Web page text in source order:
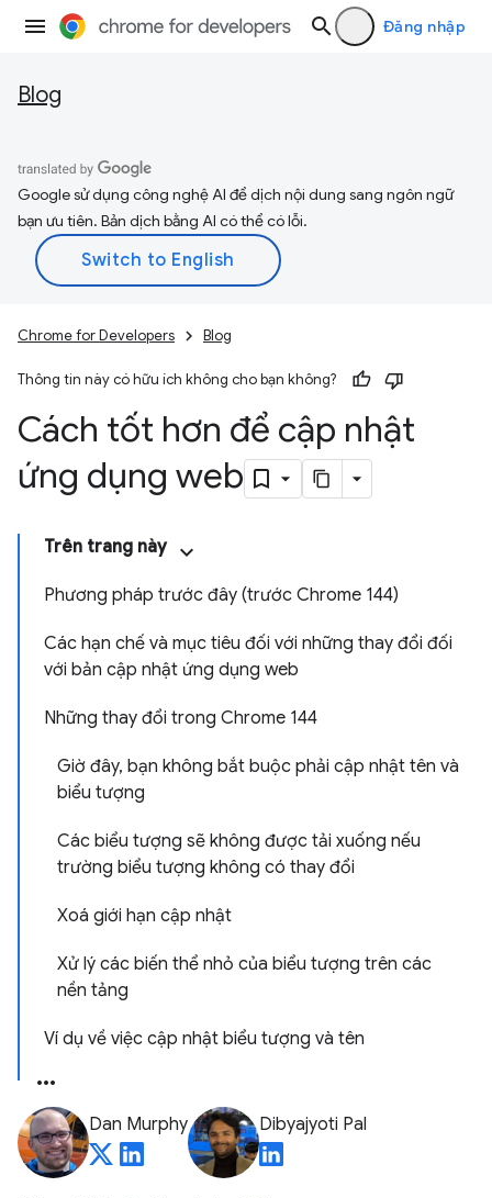
Đăng nhập
Blog
Google sử dụng công nghệ AI để dịch nội dung sang ngôn ngữ
bạn ưu tiên. Bản dịch bằng AI có thể có lỗi.
Chrome for Developers Blog
Thông tin này có hữu ích không cho bạn không?
Cách tốt hơn để cập nhật
ứng dụng web
Trên trang này
Phương pháp trước đây (trước Chrome 144)
Các hạn chế và mục tiêu đối với những thay đổi đối
với bản cập nhật ứng dụng web
Những thay đổi trong Chrome 144
Giờ đây, bạn không bắt buộc phải cập nhật tên và
biểu tượng
Các biểu tượng sẽ không được tải xuống nếu
trường biểu tượng không có thay đổi
Xoá giới hạn cập nhật
Xử lý các biến thể nhỏ của biểu tượng trên các
nền tảng
Ví dụ về việc cập nhật biểu tượng và tên
Dan Murphy Dibyajyoti Pal